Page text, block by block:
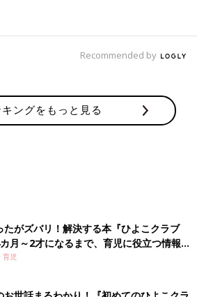
Recommended by
ングをもっと見る
たがズバリ！解決する本『ひよこクラブ
月～2才になるまで、育児に役立つ情報が
育児